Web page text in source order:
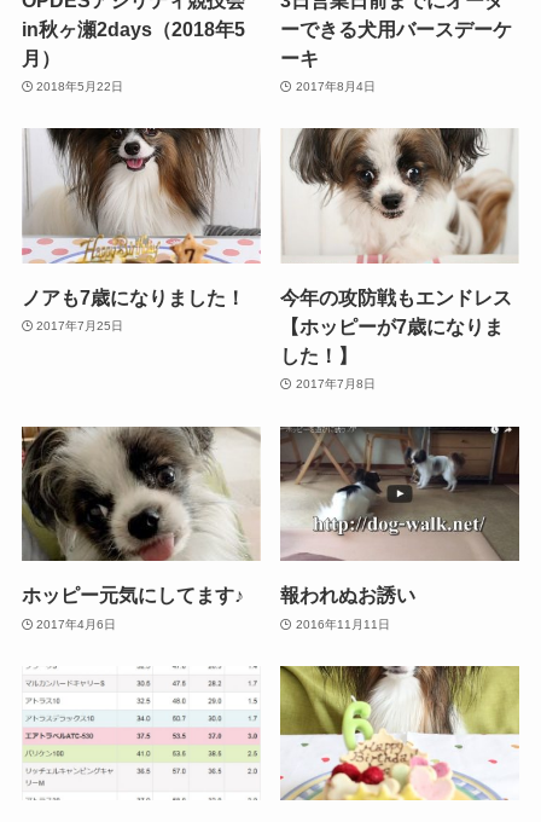
in秋ヶ瀬2days（2018年5
月）
2018年5月22日
ーできる犬用バースデーケ
ーキ
2017年8月4日
ノアも7歳になりました！
2017年7月25日
今年の攻防戦もエンドレス
【ホッピーが7歳になりま
した！】
2017年7月8日
ホッピー元気にしてます♪
2017年4月6日
報われぬお誘い
2016年11月11日